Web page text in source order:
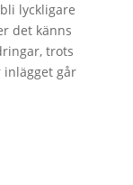
lyckligare
det känns
trots
går